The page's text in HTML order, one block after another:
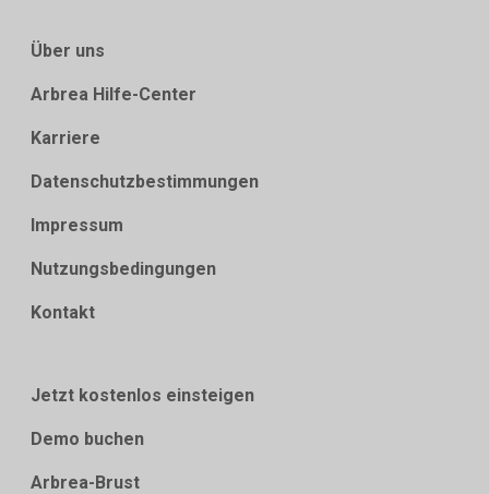
Über uns
Arbrea Hilfe-Center
Karriere
Datenschutzbestimmungen
Impressum
Nutzungsbedingungen
Kontakt
Jetzt kostenlos einsteigen
Demo buchen
Arbrea-Brust